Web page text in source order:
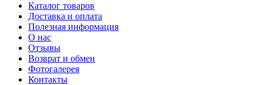
Каталог товаров
Доставка и оплата
Полезная информация
О нас
Отзывы
Возврат и обмен
Фотогалерея
Контакты